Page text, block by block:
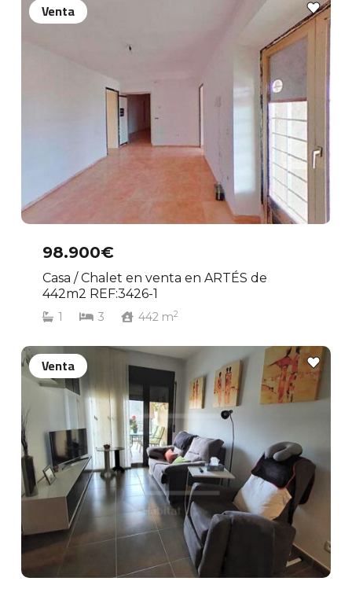
98.900€
Casa / Chalet en venta en ARTÉS de
442m2 REF:3426-1
1 3 442m2
Venta
Venta